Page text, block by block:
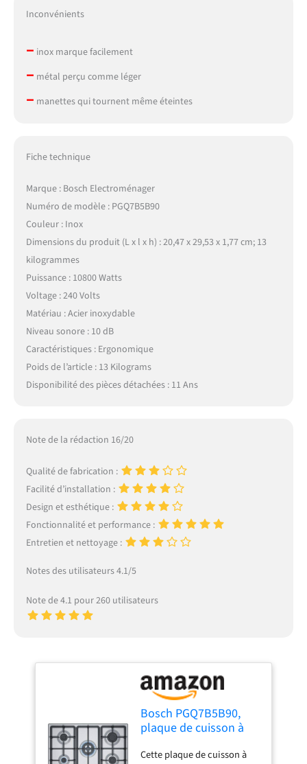
Inconvénients
– inox marque facilement
– métal perçu comme léger
– manettes qui tournent même éteintes
Fiche technique
Marque : Bosch Electroménager
Numéro de modèle : PGQ7B5B90
Couleur : Inox
Dimensions du produit (L x l x h) : 20,47 x 29,53 x 1,77 cm; 13
kilogrammes
Puissance : 10800 Watts
Voltage : 240 Volts
Matériau : Acier inoxydable
Niveau sonore : 10 dB
Caractéristiques : Ergonomique
Poids de l’article : 13 Kilograms
Disponibilité des pièces détachées : 11 Ans
Note de la rédaction 16/20
Qualité de fabrication :
Facilité d’installation :
Design et esthétique :
Fonctionnalité et performance :
Entretien et nettoyage :
Notes des utilisateurs 4.1/5
Note de 4.1 pour 260 utilisateurs
Bosch PGQ7B5B90,
plaque de cuisson à
Brûleur wok, 75 cm,
Cette plaque de cuisson à